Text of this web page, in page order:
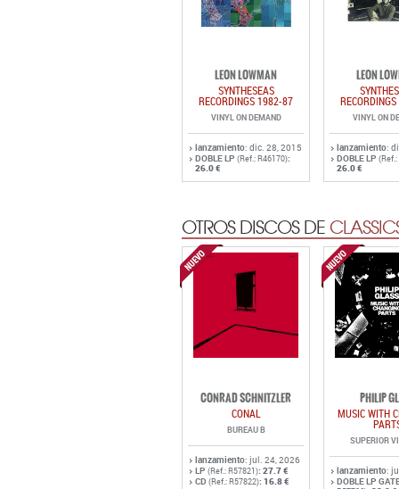
LEON LOWMAN
SYNTHESEAS
RECORDINGS 1982-87
VINYL ON DEMAND
lanzamiento: dic. 28, 2015
DOBLE LP (Ref.: R46170):
26.0 €
LEON
VINYL ON
lanzamiento:
DOBLE LP
26.0 €
OTROS DISCOS DE
CONRAD SCHNITZLER
CONAL
BUREAU B
lanzamiento: jul. 24, 2026
LP (Ref.: R57821): 27.7 €
CD (Ref.: R57822): 16.8 €
PHILIP
MUSIC WITH
SUPERIOR
lanzamiento:
DOBLE LP